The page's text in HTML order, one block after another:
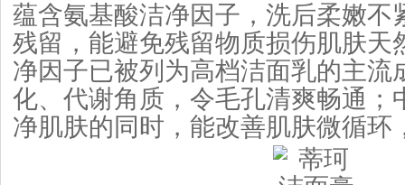
蕴含氨基酸洁净因子，洗后柔嫩不
残留，能避免残留物质损伤肌肤天
净因子已被列为高档洁面乳的主流
化、代谢角质，令毛孔清爽畅通；
净肌肤的同时，能改善肌肤微循环